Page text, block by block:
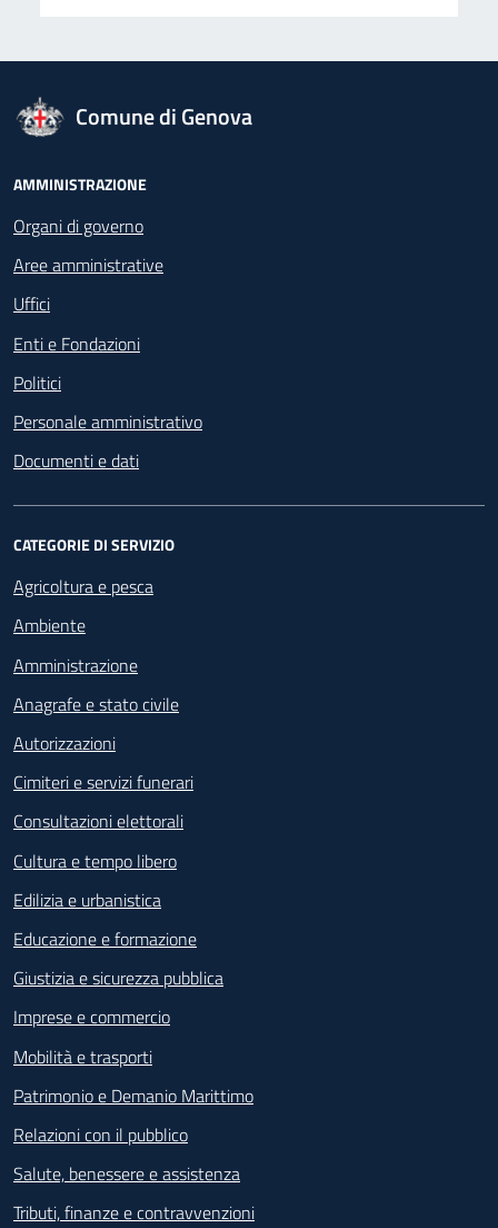
logo Unione Europea
Comune di Genova
Footer - Navigazione
AMMINISTRAZIONE
Organi di governo
Aree amministrative
Uffici
Enti e Fondazioni
Politici
Personale amministrativo
Documenti e dati
CATEGORIE DI SERVIZIO
Agricoltura e pesca
Ambiente
Amministrazione
Anagrafe e stato civile
Autorizzazioni
Cimiteri e servizi funerari
Consultazioni elettorali
Cultura e tempo libero
Edilizia e urbanistica
Educazione e formazione
Giustizia e sicurezza pubblica
Imprese e commercio
Mobilità e trasporti
Patrimonio e Demanio Marittimo
Relazioni con il pubblico
Salute, benessere e assistenza
Tributi, finanze e contravvenzioni